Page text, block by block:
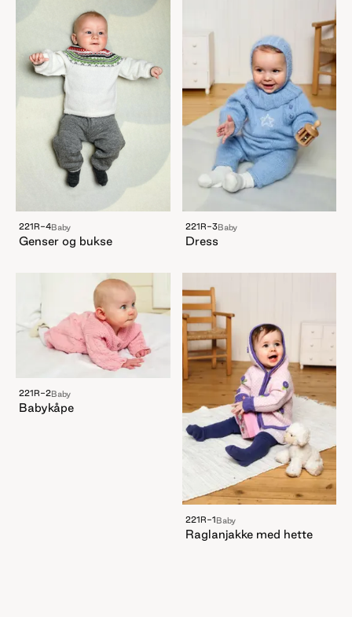
221R-4Baby
Genser og bukse
221R-3Baby
Dress
221R-2Baby
Babykåpe
221R-1Baby
Raglanjakke med hette